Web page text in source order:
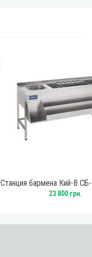
Станция бармена Кий-В
23 800 грн.